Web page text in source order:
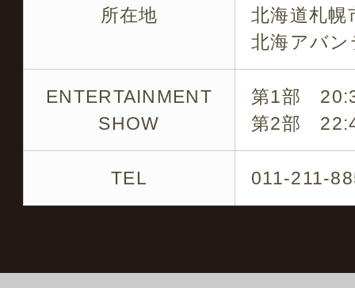
企業パーティー・結婚
の周年など
※ 是非お気軽にお問い
キャスティング実績の一
所在地
北海道札幌
北海アバ
ENTERTAINMENT
SHOW
第1部
第2部
TEL 011-211-